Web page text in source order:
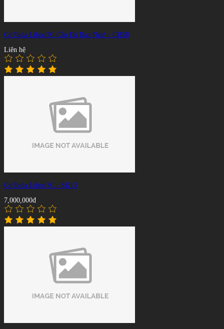
Cơ Bida Libre/3C Cẩn Đá Bào Ngư – CH58
Liên hệ
Cơ Bida Libre/3C - SK13
7,000,000đ